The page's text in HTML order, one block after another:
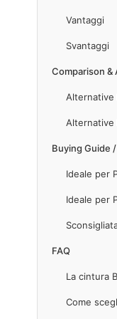
Vantaggi
Svantaggi
Comparison &
Alternative
Alternative
Buying Guide
Ideale per
Ideale per
FAQ
La cintura
Come